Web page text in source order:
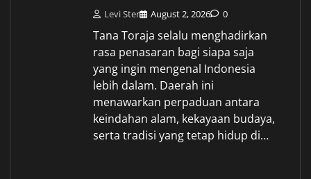
Levi Ster August 2, 2026 0
Tana Toraja selalu menghadirkan
rasa penasaran bagi siapa saja
yang ingin mengenal Indonesia
lebih dalam. Daerah ini
menawarkan perpaduan antara
keindahan alam, kekayaan budaya,
serta tradisi yang tetap hidup di…